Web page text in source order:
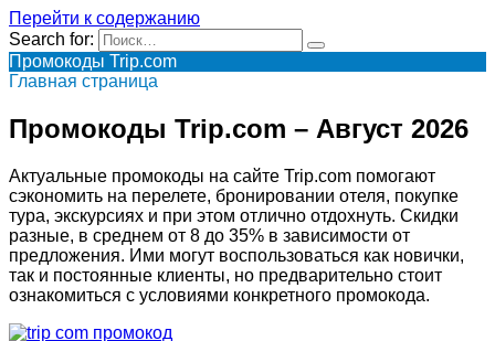
Перейти к содержанию
Search for:
Промокоды Trip.com
Главная страница
Промокоды Trip.com – Август 2026
Актуальные промокоды на сайте Trip.com помогают
сэкономить на перелете, бронировании отеля, покупке
тура, экскурсиях и при этом отлично отдохнуть. Скидки
разные, в среднем от 8 до 35% в зависимости от
предложения. Ими могут воспользоваться как новички,
так и постоянные клиенты, но предварительно стоит
ознакомиться с условиями конкретного промокода.